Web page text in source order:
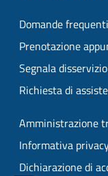
Domande
Prenotazione
Segnala disservizio
Richiesta di
Amministrazione
Informativa
Dichiarazione di